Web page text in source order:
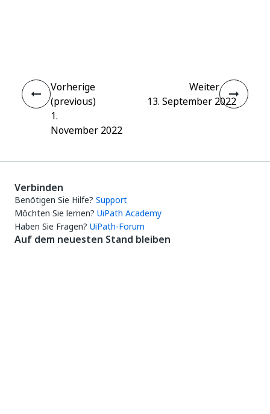
Vorherige
(previous)
1.
November 2022
Weiter
13. September 2022
Verbinden
Benötigen Sie Hilfe? Support
Möchten Sie lernen? UiPath Academy
Haben Sie Fragen? UiPath-Forum
Auf dem neuesten Stand bleiben